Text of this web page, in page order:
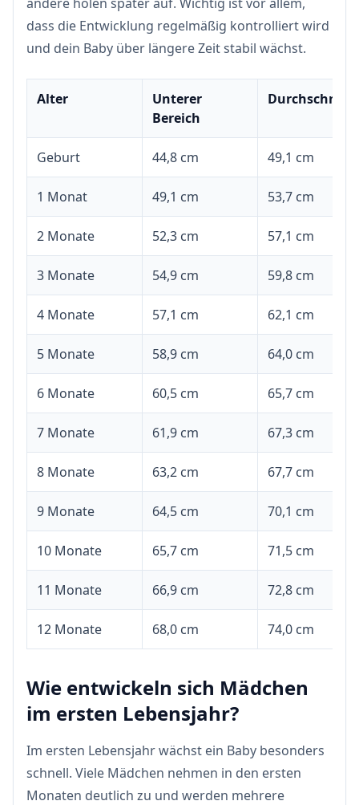
dass die Entwicklung regelmäßig kontrolliert wird
und dein Baby über längere Zeit stabil wächst.
Alter
Unterer
Bereich
Durchschnitt
Geburt 44,8 cm 49,1 cm
1 Monat 49,1 cm 53,7 cm
2 Monate 52,3 cm 57,1 cm
3 Monate 54,9 cm 59,8 cm
4 Monate 57,1 cm 62,1 cm
5 Monate 58,9 cm 64,0 cm
6 Monate 60,5 cm 65,7 cm
7 Monate 61,9 cm 67,3 cm
8 Monate 63,2 cm 67,7 cm
9 Monate 64,5 cm 70,1 cm
10 Monate 65,7 cm 71,5 cm
11 Monate 66,9 cm 72,8 cm
12 Monate 68,0 cm 74,0 cm
Wie entwickeln sich Mädchen
im ersten Lebensjahr?
Im ersten Lebensjahr wächst ein Baby besonders
schnell. Viele Mädchen nehmen in den ersten
Monaten deutlich zu und werden mehrere